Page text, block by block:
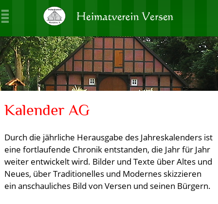
Kalender AG
Durch die jährliche Herausgabe des Jahreskalenders ist
eine fortlaufende Chronik entstanden, die Jahr für Jahr
weiter entwickelt wird. Bilder und Texte über Altes und
Neues, über Traditionelles und Modernes skizzieren
ein anschauliches Bild von Versen und seinen Bürgern.